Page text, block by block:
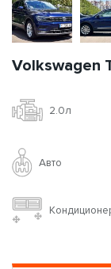
Volkswagen
2.0л
Авто